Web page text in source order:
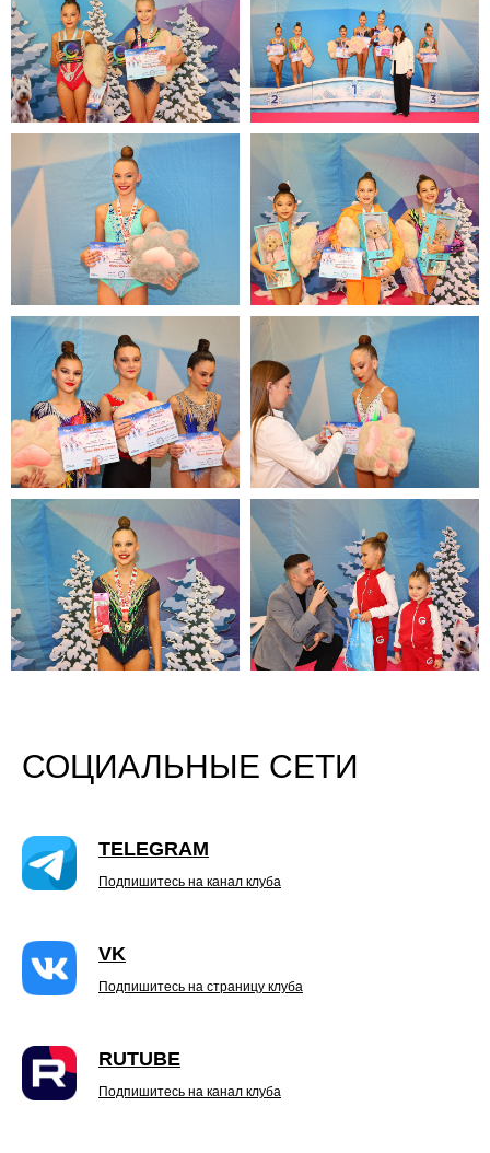
СОЦИАЛЬНЫЕ СЕТИ
TELEGRAM
Подпишитесь на канал клуба
VK
Подпишитесь на страницу клуба
RUTUBE
Подпишитесь на канал клуба